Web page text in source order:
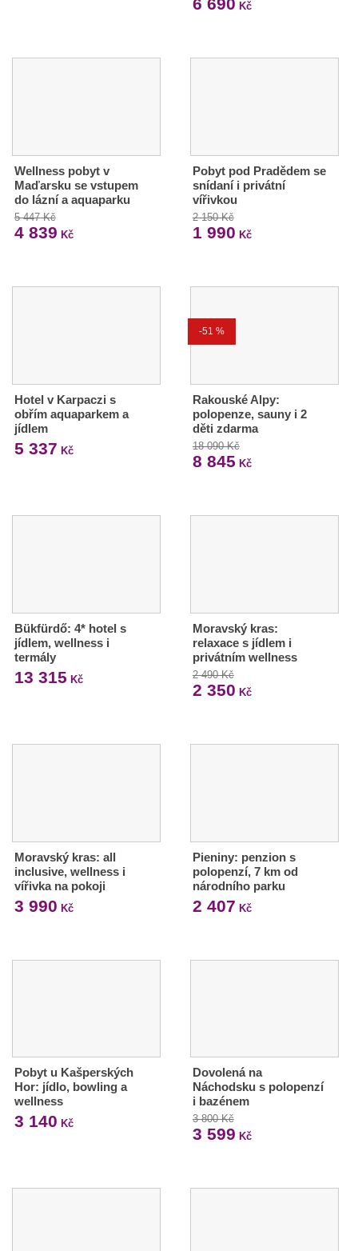
Kč
Wellness pobyt v
Maďarsku se vstupem
do lázní a aquaparku
5 447 Kč
4 839 Kč
Pobyt pod Pradědem se
snídaní i privátní
vířivkou
2 150 Kč
1 990 Kč
Hotel v Karpaczi s
obřím aquaparkem a
jídlem
5 337 Kč
-51 %
Rakouské Alpy:
polopenze, sauny i 2
děti zdarma
18 090 Kč
8 845 Kč
Bükfürdő: 4* hotel s
jídlem, wellness i
termály
13 315 Kč
Moravský kras:
relaxace s jídlem i
privátním wellness
2 490 Kč
2 350 Kč
Moravský kras: all
inclusive, wellness i
vířivka na pokoji
3 990 Kč
Pieniny: penzion s
polopenzí, 7 km od
národního parku
2 407 Kč
Pobyt u Kašperských
Hor: jídlo, bowling a
wellness
3 140 Kč
Dovolená na
Náchodsku s polopenzí
i bazénem
3 800 Kč
3 599 Kč